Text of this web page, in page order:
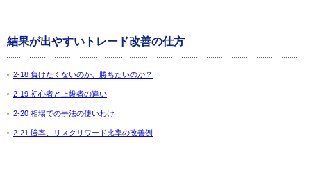
結果が出やすいトレード改善の仕方
2-18 負けたくないのか、勝ちたいのか？
2-19 初心者と上級者の違い
2-20 相場での手法の使いわけ
2-21 勝率、リスクリワード比率の改善例